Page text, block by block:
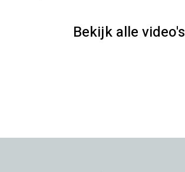
Bekijk alle video's